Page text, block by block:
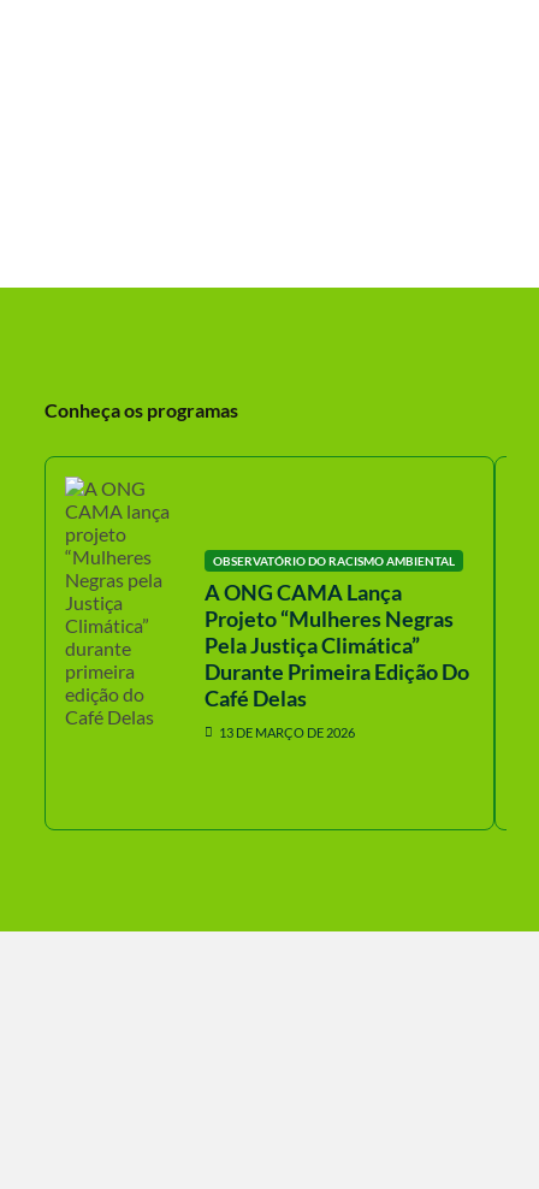
Conheça os programas
OBSERVATÓRIO DO RACISMO AMBIENTAL
A ONG CAMA Lança
Projeto “Mulheres Negras
Pela Justiça Climática”
Durante Primeira Edição Do
Café Delas
13 DE MARÇO DE 2026